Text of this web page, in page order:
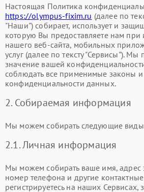
Настоящая Политика
https://olympus-fixim.ru (далее по
"Наши") собирает, использует и
которую Вы предоставляете нам при
нашего веб-сайта, мобильных
услуг (далее по тексту "Сервисы").
значение вашей
соблюдать все применимые законы
конфиденциальности данных.
2. Собираемая информация
Мы можем собирать следующие
2.1. Личная информация
Мы можем собирать ваше имя, адрес
номер телефона и другие
регистрируетесь на наших